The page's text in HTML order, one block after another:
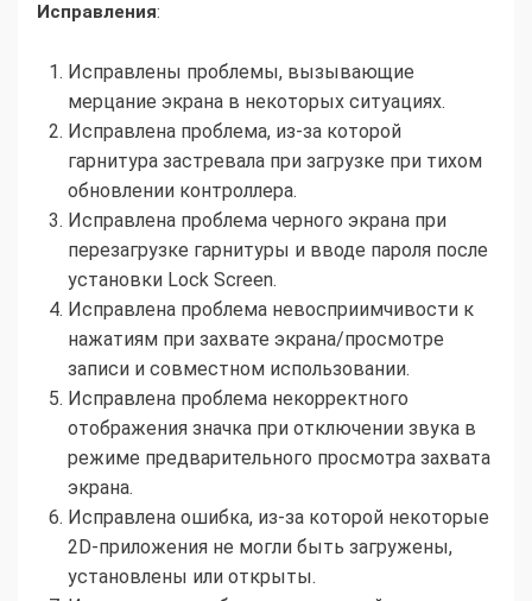
Исправления:
Исправлены проблемы, вызывающие
мерцание экрана в некоторых ситуациях.
Исправлена проблема, из-за которой
гарнитура застревала при загрузке при тихом
обновлении контроллера.
Исправлена проблема черного экрана при
перезагрузке гарнитуры и вводе пароля после
установки Lock Screen.
Исправлена проблема невосприимчивости к
нажатиям при захвате экрана/просмотре
записи и совместном использовании.
Исправлена проблема некорректного
отображения значка при отключении звука в
режиме предварительного просмотра захвата
экрана.
Исправлена ошибка, из-за которой некоторые
2D-приложения не могли быть загружены,
установлены или открыты.